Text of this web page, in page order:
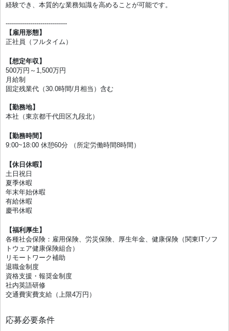
経験でき、本質的な業務知識を高めることが可能です。
------------------------------
【雇用形態】
正社員（フルタイム）
【想定年収】
500万円～1,500万円
月給制
固定残業代（30.0時間/月相当）含む
【勤務地】
本社（東京都千代田区九段北）
【勤務時間】
9:00~18:00 休憩60分 （所定労働時間8時間）
【休日休暇】
土日祝日
夏季休暇
年末年始休暇
有給休暇
慶弔休暇
【福利厚生】
各種社会保険：雇用保険、労災保険、厚生年金、健康保険（関東ITソフ
トウェア健康保険組合）
リモートワーク補助
退職金制度
資格支援・報奨金制度
社内英語研修
交通費実費支給（上限4万円）
応募必要条件